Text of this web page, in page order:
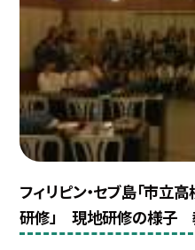
フィリピン・セブ島「市立
研修」 現地研修の様子